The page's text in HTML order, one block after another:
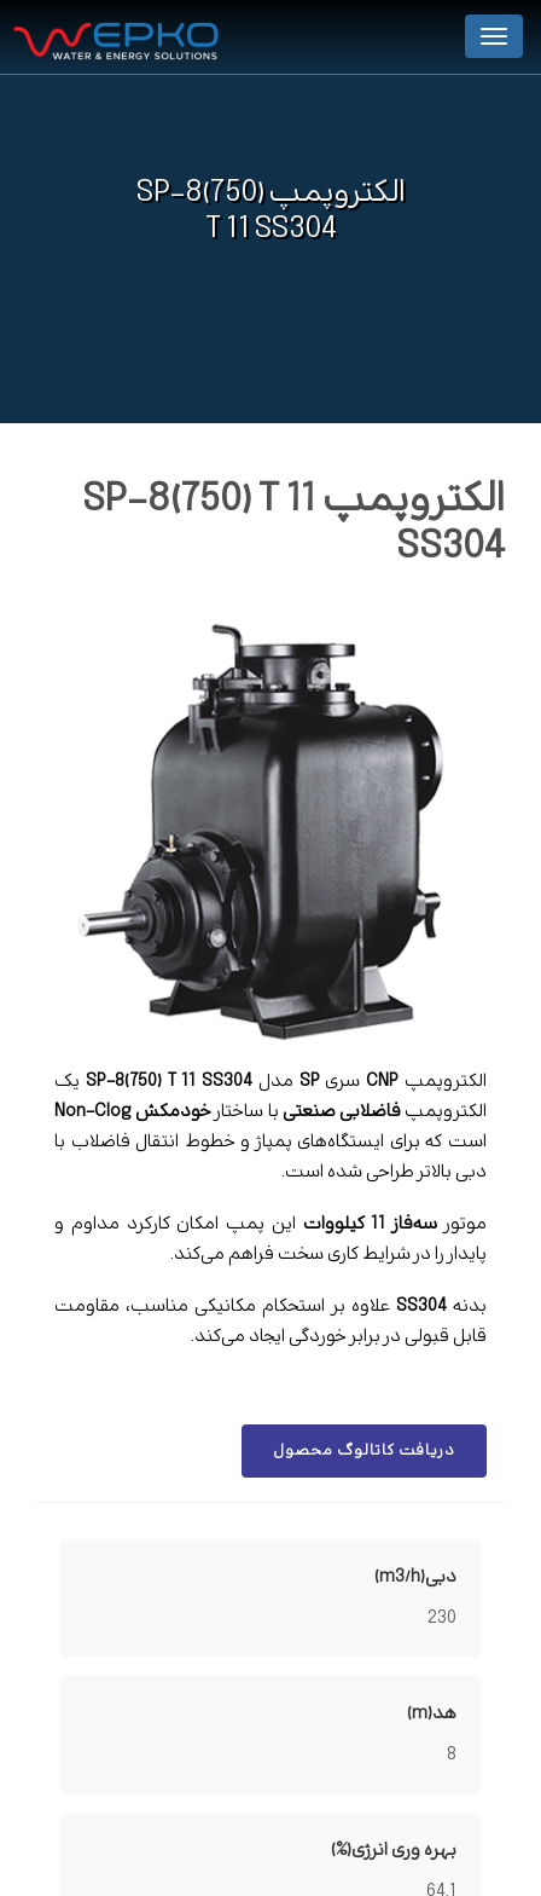
Menu
الکتروپمپ SP-8(750)
T 11 SS304
الکتروپمپ SP-8(750) T 11
SS304
الکتروپمپ CNPسریSP مدل SP-8(750) T 11 SS304
یک
الکتروپمپفاضلابی صنعتی با ساختارخودمکش Non-Clog
است که برای ایستگاه‌های پمپاژ و خطوط انتقال فاضلاب با
دبی بالاتر طراحی شده است.
موتورسه‌فاز 11 کیلووات
این پمپ امکان کارکرد مداوم و
پایدار را در شرایط کاری سخت فراهم می‌کند.
بدنهSS304 علاوه بر استحکام مکانیکی مناسب، مقاومت
قابل قبولی در برابر خوردگی ایجاد می‌کند.
دریافت کاتالوگ محصول
دبی(m3/h)
230
هد(m)
8
بهره وری انرژی(%)